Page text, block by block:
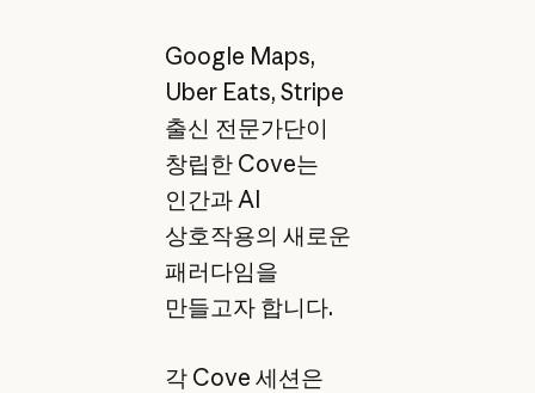
Google Maps,
Uber Eats, Stripe
출신 전문가단이
창립한 Cove는
인간과 AI
상호작용의 새로운
패러다임을
만들고자 합니다.
각 Cove 세션은